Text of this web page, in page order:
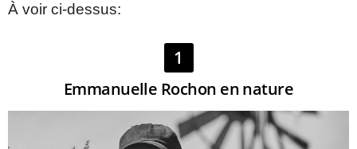
À voir ci-dessus:
1
Emmanuelle Rochon en nature